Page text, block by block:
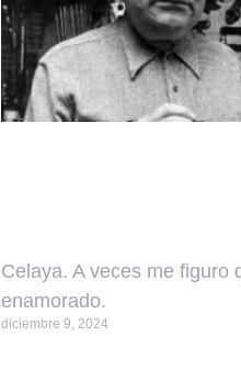
Celaya. A veces me figuro
enamorado.
diciembre 9, 2024